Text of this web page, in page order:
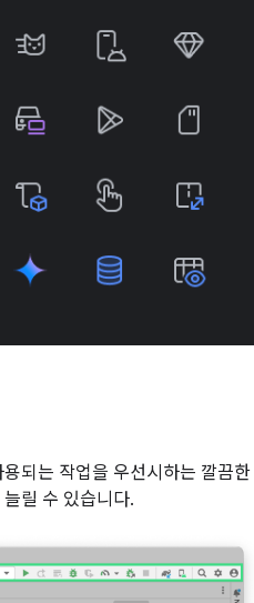
되는 작업을 우선시하는 깔끔
릴 수 있습니다.